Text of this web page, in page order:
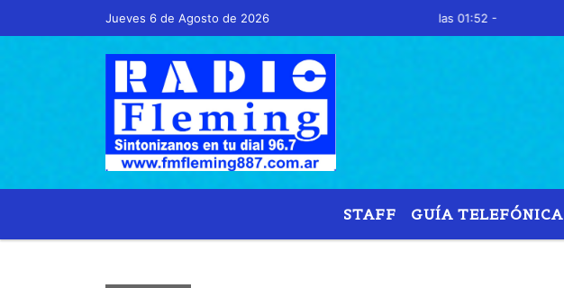
Jueves 6 de Agosto de 2026
Hoy es Jueves 6 de Agosto de 2026 y son las 01:52 -
STAFF GUÍA TELEFÓNICA